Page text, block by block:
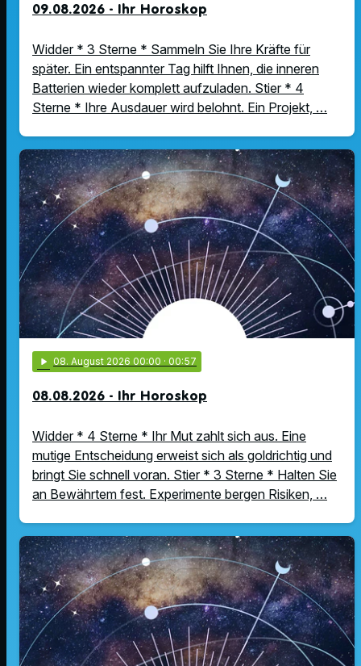
09.08.2026 - Ihr Horoskop
Widder * 3 Sterne * Sammeln Sie Ihre Kräfte für
später. Ein entspannter Tag hilft Ihnen, die inneren
Batterien wieder komplett aufzuladen. Stier * 4
Sterne * Ihre Ausdauer wird belohnt. Ein Projekt, …
play_arrow 08. August 2026 00:00 · 00:57
08.08.2026 - Ihr Horoskop
Widder * 4 Sterne * Ihr Mut zahlt sich aus. Eine
mutige Entscheidung erweist sich als goldrichtig und
bringt Sie schnell voran. Stier * 3 Sterne * Halten Sie
an Bewährtem fest. Experimente bergen Risiken, …